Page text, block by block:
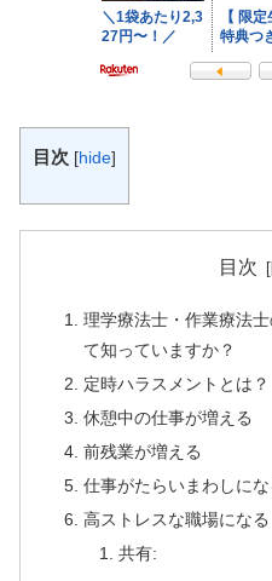
目次 [hide]
目次
理学療法士・作業療法
て知っていますか？
定時ハラスメントとは？
休憩中の仕事が増える
前残業が増える
仕事がたらいまわしにな
高ストレスな職場になる
共有: